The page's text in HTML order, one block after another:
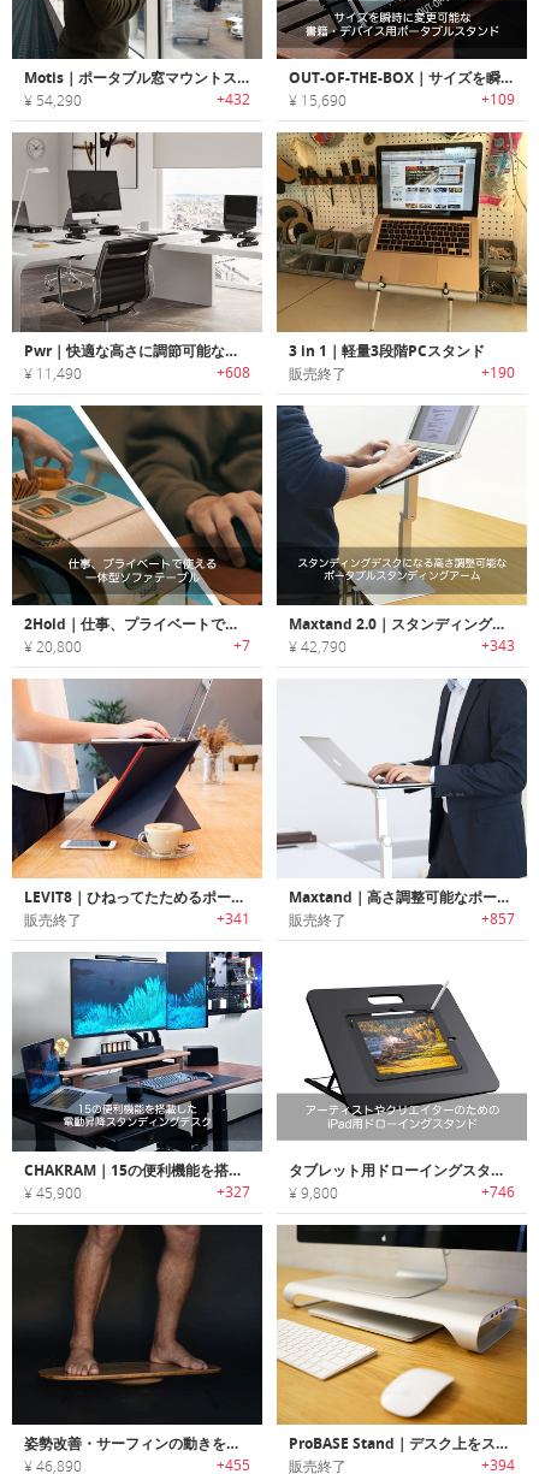
Motis｜ポータブル窓マウントスタンディングデスク＆ノートPCスタンド「モーティス」
¥ 54,290 +432
OUT-OF-THE-BOX｜サイズを瞬時に変更可能な書籍・デバイス用ポータブルスタンド
¥ 15,690 +109
Pwr｜快適な高さに調節可能なファン搭載ノートPC用スタンド
¥ 11,490 +608
3 in 1｜軽量3段階PCスタンド
販売終了 +190
2Hold｜仕事、プライベートで使える一体型ソファテーブル「2ホールド」
¥ 20,800 +7
Maxtand 2.0｜スタンディングデスクになる高さ調整可能なポータブルスタンディングアーム「マックスタンド2.0」
¥ 42,790 +343
LEVIT8｜ひねってたためるポータブルスタンディングデスク「レビティー8」
販売終了 +341
Maxtand｜高さ調整可能なポータブルスタンディングアーム「マックスタンド」
販売終了 +857
CHAKRAM｜15の便利機能を搭載した電動昇降スタンディングデスク「チャクラム」
¥ 45,900 +327
タブレット用ドローイングスタンド｜アーティストやクリエイターのためのiPad用ドローイングスタンド
¥ 9,800 +746
姿勢改善・サーフィンの動きをシミュレーションするスタンディングデスク用ボード
¥ 46,890 +455
ProBASE Stand｜デスク上をスッキリと整頓するUSB-C /USBハブ内蔵アルミニウム製スタンド「プロベース」
販売終了 +394